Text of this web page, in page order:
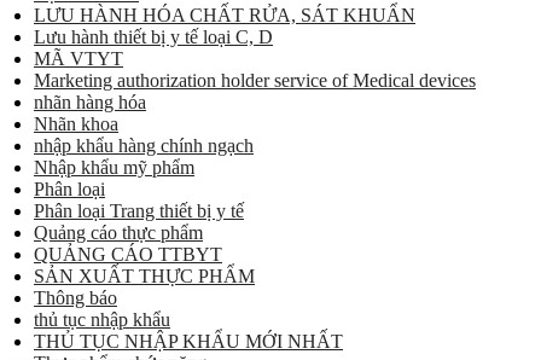
LƯU HÀNH HÓA CHẤT RỬA, SÁT KHUẨN
Lưu hành thiết bị y tế loại C, D
MÃ VTYT
Marketing authorization holder service of Medical devices
nhãn hàng hóa
Nhãn khoa
nhập khẩu hàng chính ngạch
Nhập khẩu mỹ phẩm
Phân loại
Phân loại Trang thiết bị y tế
Quảng cáo thực phẩm
QUẢNG CÁO TTBYT
SẢN XUẤT THỰC PHẨM
Thông báo
thủ tục nhập khẩu
THỦ TỤC NHẬP KHẨU MỚI NHẤT